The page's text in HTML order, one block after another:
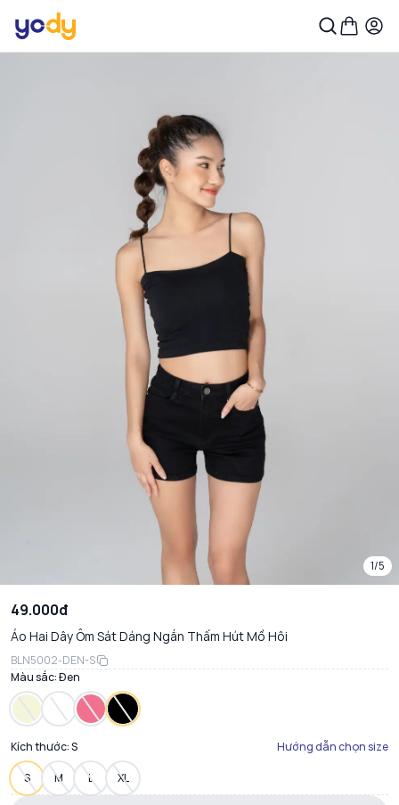
1/5
49.000đ
Áo Hai Dây Ôm Sát Dáng Ngắn Thấm Hút Mồ Hôi
BLN5002-DEN-S
Màu sắc:Đen
Kích thước:S Hướng dẫn chọn size
S M L XL